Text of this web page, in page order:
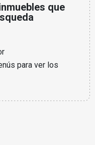
que
para ver los